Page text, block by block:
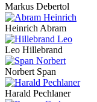
Markus Debertol
Heinrich Abram
Leo Hillebrand
Norbert Span
Harald Pechlaner